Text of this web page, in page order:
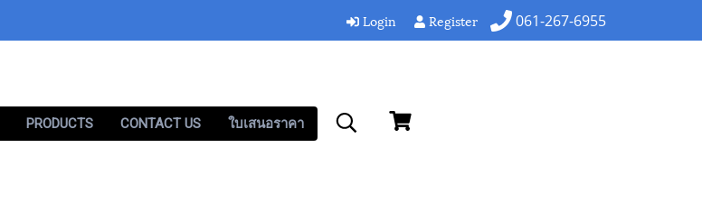
Login Register 061-267-6955
PRODUCTS CONTACT US ใบเสนอราคา